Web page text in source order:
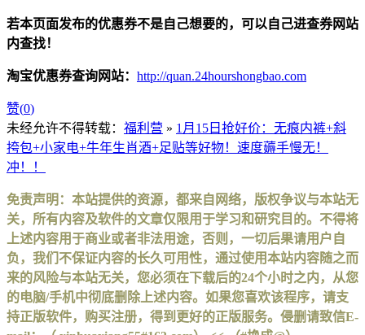
若本页面发布的优惠券不是自己想要的，可以自己进查券网站
内查找！
淘宝优惠券查询网站： http://quan.24hourshongbao.com
赞(0)
未经允许不得转载： 福利营 » 1月15日抢好价：无痕内裤+斜
挎包+小家电+牛年生肖酒+足贴等好物！速度薅手慢无！
冲！！
免责声明：本站提供的资源，都来自网络，版权争议与本站无
关，所有内容及软件的文章仅限用于学习和研究目的。不得将
上述内容用于商业或者非法用途，否则，一切后果请用户自
负，我们不保证内容的长久可用性，通过使用本站内容随之而
来的风险与本站无关，您必须在下载后的24个小时之内，从您
的电脑/手机中彻底删除上述内容。如果您喜欢该程序，请支
持正版软件，购买注册，得到更好的正版服务。侵删请致信E-